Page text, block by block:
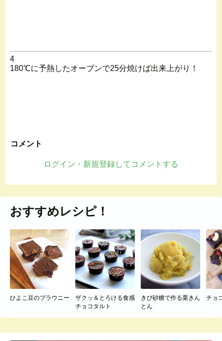
4
180℃に予熱したオーブンで25分焼けば出来上がり！
コメント
ログイン・新規登録してコメントする
おすすめレシピ！
ひよこ豆のブラウニー
ザクッ＆とろける食感
チョコタルト
きび砂糖で作る栗きん
とん
チョ